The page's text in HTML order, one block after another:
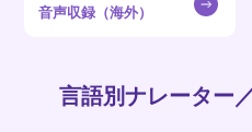
音声収録（海外）
言語別ナレーター